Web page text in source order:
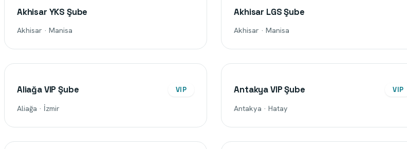
Akhisar YKS Şube
Akhisar · Manisa
Akhisar LGS Şube
Akhisar · Manisa
Aliağa VIP Şube VIP
Aliağa · İzmir
Antakya VIP Şube VIP
Antakya · Hatay